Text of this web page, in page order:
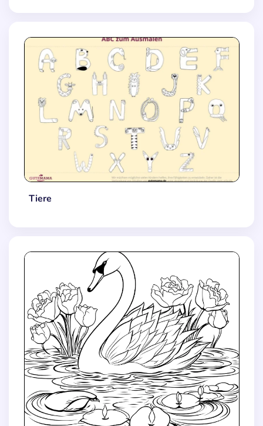
Tiere